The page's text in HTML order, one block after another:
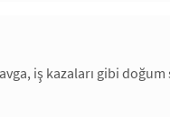
iş kazaları gibi